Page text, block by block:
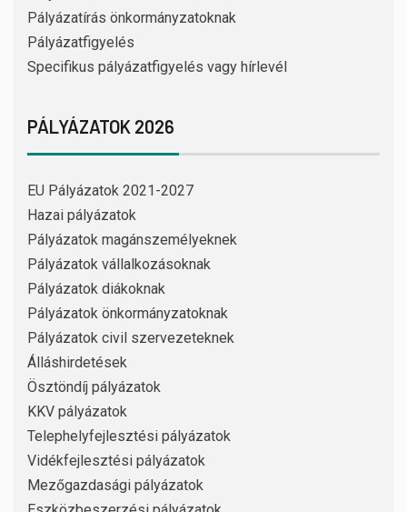
Pályázatírás önkormányzatoknak
Pályázatfigyelés
Specifikus pályázatfigyelés vagy hírlevél
PÁLYÁZATOK 2026
EU Pályázatok 2021-2027
Hazai pályázatok
Pályázatok magánszemélyeknek
Pályázatok vállalkozásoknak
Pályázatok diákoknak
Pályázatok önkormányzatoknak
Pályázatok civil szervezeteknek
Álláshirdetések
Ösztöndíj pályázatok
KKV pályázatok
Telephelyfejlesztési pályázatok
Vidékfejlesztési pályázatok
Mezőgazdasági pályázatok